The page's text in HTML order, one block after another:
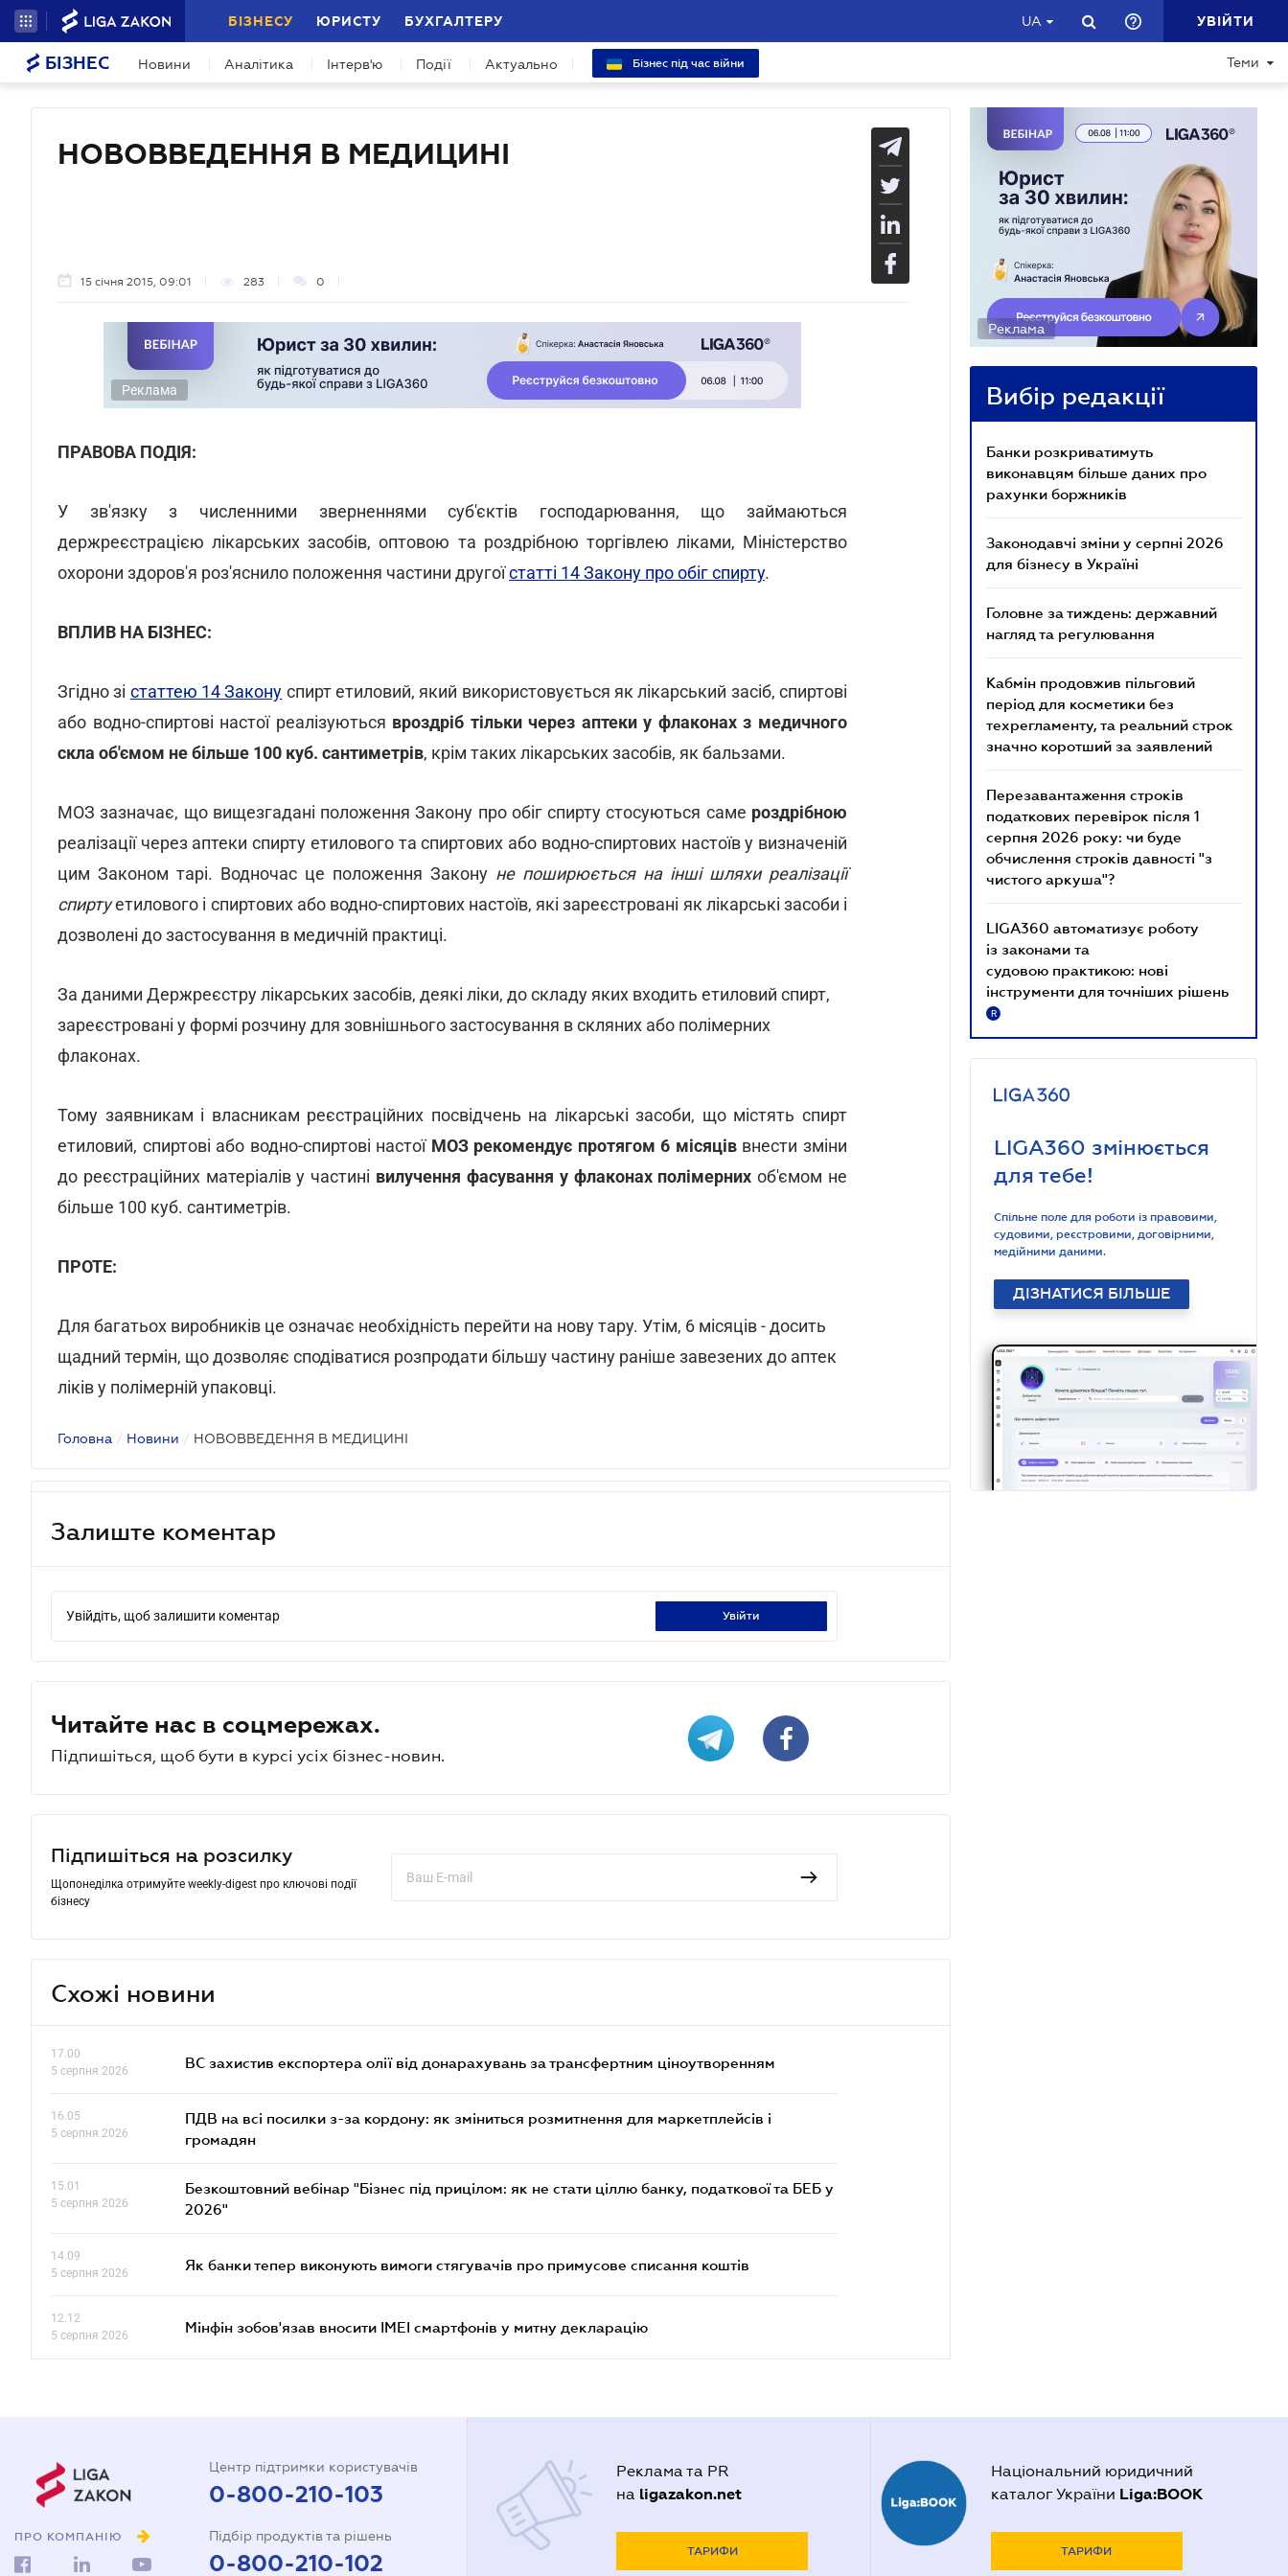
БІЗНЕСУ ЮРИСТУ БУХГАЛТЕРУ UA УВІЙТИ
БІЗНЕС Новини Аналітика Інтерв'ю Події Актуально Бізнес під час війни Теми
НОВОВВЕДЕННЯ В МЕДИЦИНІ
15 січня 2015, 09:01 283 0
Реклама
ПРАВОВА ПОДІЯ:
У зв'язку з численними зверненнями суб'єктів господарювання, що займаються
держреєстрацією лікарських засобів, оптовою та роздрібною торгівлею ліками, Міністерство
охорони здоров'я роз'яснило положення частини другоїстатті 14 Закону про обіг спирту.
ВПЛИВ НА БІЗНЕС:
Згідно зі статтею 14 Закону спирт етиловий, який використовується як лікарський засіб, спиртові
або водно-спиртові настої реалізуються вроздріб тільки через аптеки у флаконах з медичного
скла об'ємом не більше 100 куб. сантиметрів, крім таких лікарських засобів, як бальзами.
МОЗ зазначає, що вищезгадані положення Закону про обіг спирту стосуються саме роздрібною
реалізації через аптеки спирту етилового та спиртових або водно-спиртових настоїв у визначеній
цим Законом тарі. Водночас це положення Закону не поширюється на інші шляхи реалізації
спиртуетилового і спиртових або водно-спиртових настоїв, які зареєстровані як лікарські засоби і
дозволені до застосування в медичній практиці.
За даними Держреєстру лікарських засобів, деякі ліки, до складу яких входить етиловий спирт,
зареєстровані у формі розчину для зовнішнього застосування в скляних або полімерних
флаконах.
Тому заявникам і власникам реєстраційних посвідчень на лікарські засоби, що містять спирт
етиловий, спиртові або водно-спиртові настої МОЗ рекомендує протягом 6 місяціввнести зміни
до реєстраційних матеріалів у частині вилучення фасування у флаконах полімернихоб'ємом не
більше 100 куб. сантиметрів.
ПРОТЕ:
Для багатьох виробників це означає необхідність перейти на нову тару. Утім, 6 місяців - досить
щадний термін, що дозволяє сподіватися розпродати більшу частину раніше завезених до аптек
ліків у полімерній упаковці.
Головна / Новини / НОВОВВЕДЕННЯ В МЕДИЦИНІ
Залиште коментар
Увійдіть, щоб залишити коментар увійти
Читайте нас в соцмережах.
Підпишіться, щоб бути в курсі усіх бізнес-новин.
Підпишіться на розсилку
Щопонеділка отримуйте weekly-digest про ключові події
бізнесу
Схожі новини
17.00
5 серпня 2026
ВС захистив експортера олії від донарахувань за трансфертним ціноутворенням
16.05
5 серпня 2026
ПДВ на всі посилки з-за кордону: як зміниться розмитнення для маркетплейсів і
громадян
15.01
5 серпня 2026
Безкоштовний вебінар "Бізнес під прицілом: як не стати ціллю банку, податкової та БЕБ у
2026"
14.09
5 серпня 2026
Як банки тепер виконують вимоги стягувачів про примусове списання коштів
12.12
5 серпня 2026
Мінфін зобов'язав вносити IMEI смартфонів у митну декларацію
Реклама
Вибір редакції
Банки розкриватимуть
виконавцям більше даних про
рахунки боржників
Законодавчі зміни у серпні 2026
для бізнесу в Україні
Головне за тиждень: державний
нагляд та регулювання
Кабмін продовжив пільговий
період для косметики без
техрегламенту, та реальний строк
значно коротший за заявлений
Перезавантаження строків
податкових перевірок після 1
серпня 2026 року: чи буде
обчислення строків давності "з
чистого аркуша"?
LIGA360 автоматизує роботу
із законами та
судовою практикою: нові
інструменти для точніших рішень
R
LIGA360 змінюється
для тебе!
Спільне поле для роботи із правовими,
судовими, реєстровими, договірними,
медійними даними.
ДІЗНАТИСЯ БІЛЬШЕ
ПРО КОМПАНІЮ
Центр підтримки користувачів
0-800-210-103
Підбір продуктів та рішень
0-800-210-102
Реклама та PR
на ligazakon.net
ТАРИФИ
Національний юридичний
каталог України Liga:BOOK
ТАРИФИ